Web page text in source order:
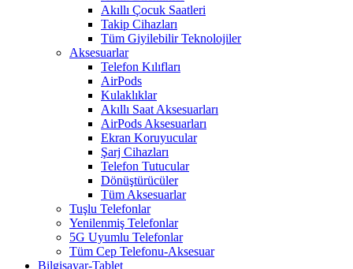
Akıllı Çocuk Saatleri
Takip Cihazları
Tüm Giyilebilir Teknolojiler
Aksesuarlar
Telefon Kılıfları
AirPods
Kulaklıklar
Akıllı Saat Aksesuarları
AirPods Aksesuarları
Ekran Koruyucular
Şarj Cihazları
Telefon Tutucular
Dönüştürücüler
Tüm Aksesuarlar
Tuşlu Telefonlar
Yenilenmiş Telefonlar
5G Uyumlu Telefonlar
Tüm Cep Telefonu-Aksesuar
Bilgisayar-Tablet